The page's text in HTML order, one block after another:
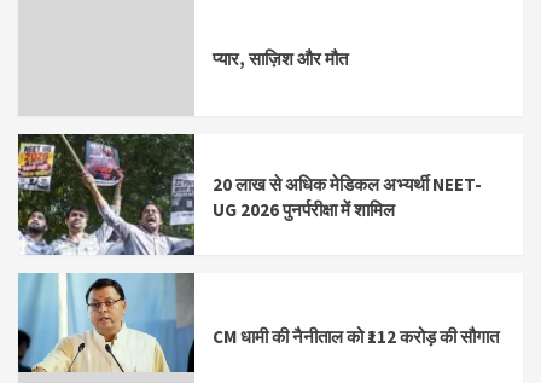
प्यार, साज़िश और मौत
20 लाख से अधिक मेडिकल अभ्यर्थी NEET-
UG 2026 पुनर्परीक्षा में शामिल
CM धामी की नैनीताल को ₹112 करोड़ की सौगात